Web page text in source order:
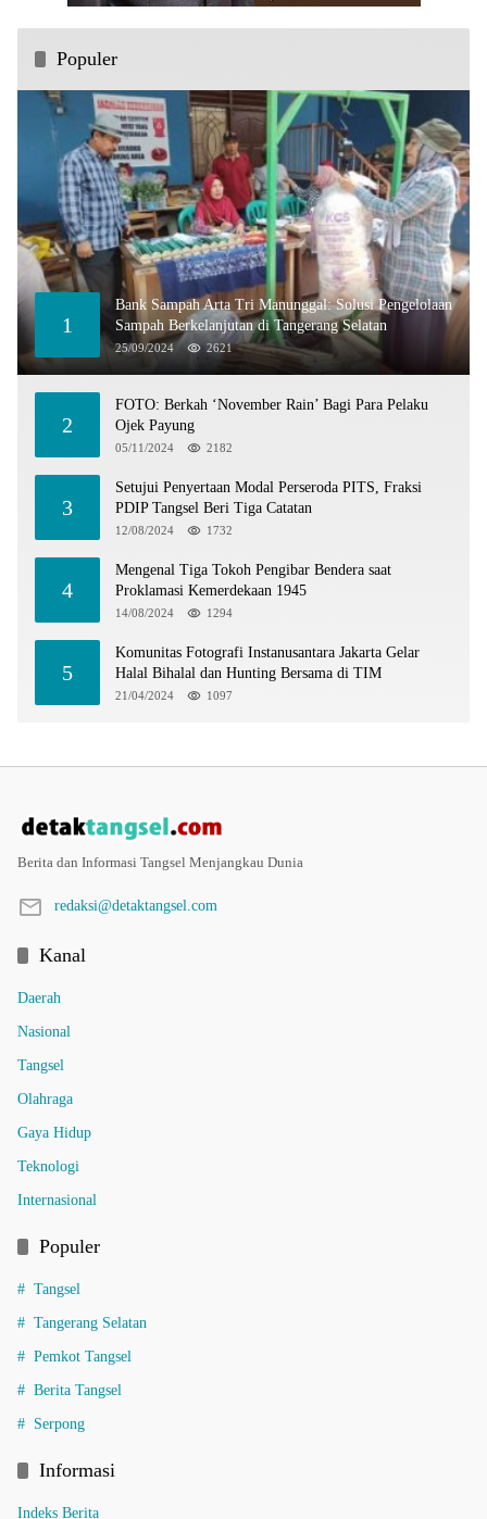
Populer
1
Bank Sampah Arta Tri Manunggal: Solusi Pengelolaan
Sampah Berkelanjutan di Tangerang Selatan
25/09/2024 2621
2
FOTO: Berkah ‘November Rain’ Bagi Para Pelaku
Ojek Payung
05/11/2024 2182
3
Setujui Penyertaan Modal Perseroda PITS, Fraksi
PDIP Tangsel Beri Tiga Catatan
12/08/2024 1732
4
Mengenal Tiga Tokoh Pengibar Bendera saat
Proklamasi Kemerdekaan 1945
14/08/2024 1294
5
Komunitas Fotografi Instanusantara Jakarta Gelar
Halal Bihalal dan Hunting Bersama di TIM
21/04/2024 1097
Berita dan Informasi Tangsel Menjangkau Dunia
redaksi@detaktangsel.com
Kanal
Daerah
Nasional
Tangsel
Olahraga
Gaya Hidup
Teknologi
Internasional
Populer
Tangsel
Tangerang Selatan
Pemkot Tangsel
Berita Tangsel
Serpong
Informasi
Indeks Berita